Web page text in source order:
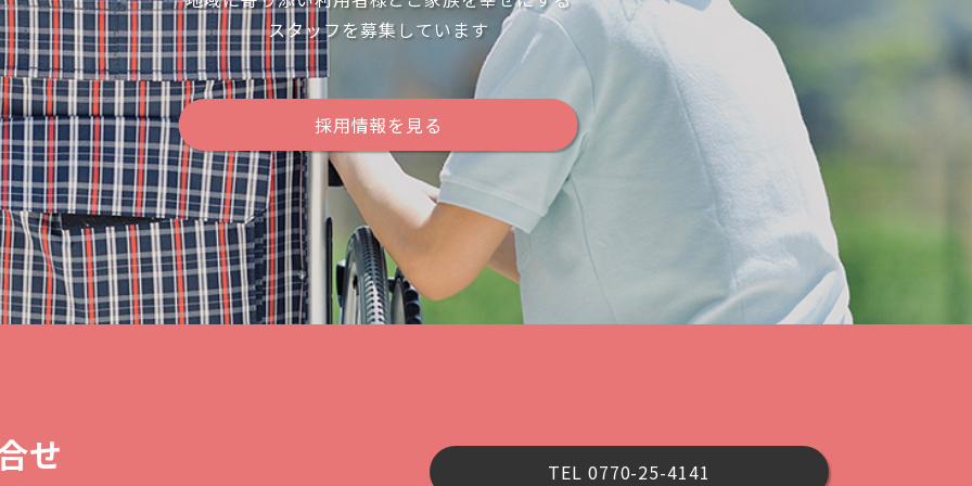
スタッフを募集しています
採用情報を見る
せ TEL 0770-25-4141